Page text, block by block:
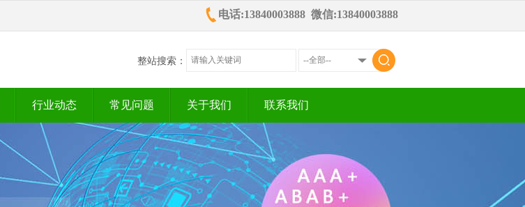
电话:13840003888 微信:13840003888
整站搜索：
行业动态 常见问题 关于我们 联系我们